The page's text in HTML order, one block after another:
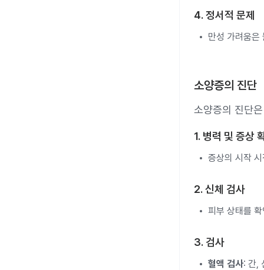
4. 정서적 문제
만성 가려움은
소양증의 진단
소양증의 진단
1. 병력 및 증상
증상의 시작
2. 신체 검사
피부 상태를
3. 검사
혈액 검사: 간,